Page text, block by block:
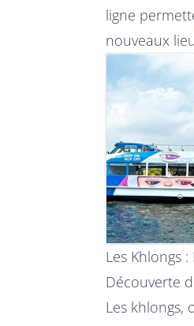
ligne
nouveaux
Les Khlongs
Découverte
Les khlongs,